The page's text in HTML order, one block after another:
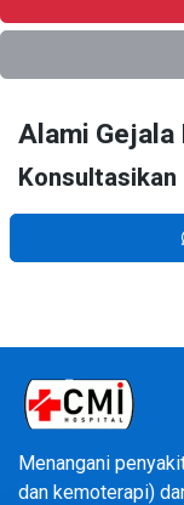
Alami
Konsultasikan
Menangani
dan kemoterapi)